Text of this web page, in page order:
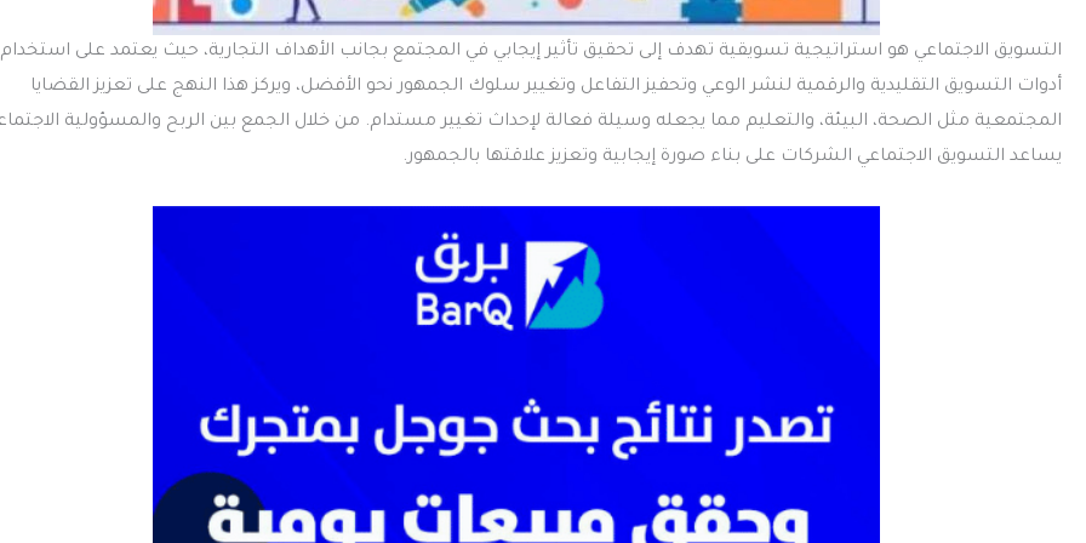
التسويق الاجتماعي هو استراتيجية تسويقية تهدف إلى تحقيق تأثير إيجابي في المجتمع بجانب الأهداف التجارية، حيث يعتمد على استخدام
أدوات التسويق التقليدية والرقمية لنشر الوعي وتحفيز التفاعل وتغيير سلوك الجمهور نحو الأفضل، ويركز هذا النهج على تعزيز القضايا
المجتمعية مثل الصحة، البيئة، والتعليم مما يجعله وسيلة فعالة لإحداث تغيير مستدام. من خلال الجمع بين الربح والمسؤولية
يساعد التسويق الاجتماعي الشركات على بناء صورة إيجابية وتعزيز علاقتها بالجمهور.